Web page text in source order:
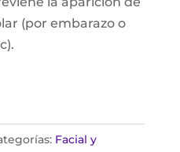
(por embarazo o
Facial y